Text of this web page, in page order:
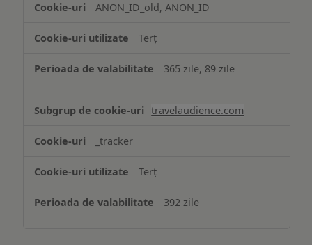
ANON_ID_old, ANON_ID
Terț
365 zile, 89 zile
travelaudience.com
_tracker
Terț
392 zile